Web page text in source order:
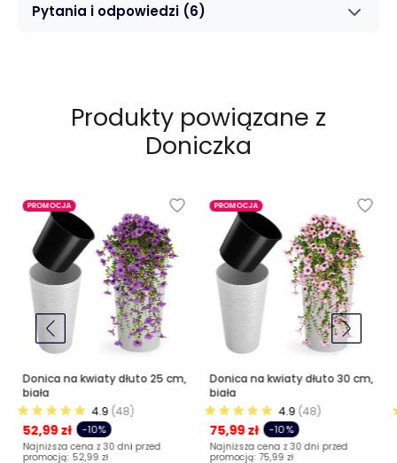
Pytania i odpowiedzi (6)
Produkty powiązane z
Doniczka
PROMOCJA
Donica na kwiaty dłuto 25 cm,
biała
4.9 (48)
52,99 zł -10%
Najniższa cena z 30 dni przed
promocją: 52,99 zł
PROMOCJA
Donica na kwiaty dłuto 30 cm,
biała
4.9 (48)
75,99 zł -10%
Najniższa cena z 30 dni przed
promocją: 75,99 zł